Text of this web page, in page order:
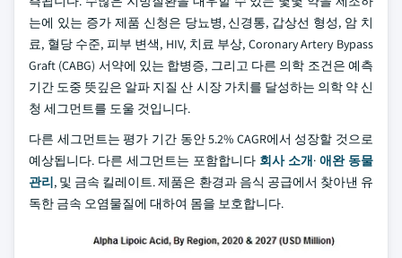
는에 있는 증가 제품 신청은 당뇨병, 신경통, 갑상선 형성, 암 치
료, 혈당 수준, 피부 변색, HIV, 치료 부상, Coronary Artery Bypass
Graft (CABG) 서약에 있는 합병증, 그리고 다른 의학 조건은 예측
기간 도중 뜻깊은 알파 지질 산 시장 가치를 달성하는 의학 약 신
청 세그먼트를 도울 것입니다.
다른 세그먼트는 평가 기간 동안 5.2% CAGR에서 성장할 것으로
예상됩니다. 다른 세그먼트는 포함합니다 회사 소개· 애완 동물
관리, 및 금속 킬레이트. 제품은 환경과 음식 공급에서 찾아낸 유
독한 금속 오염물질에 대하여 몸을 보호합니다.